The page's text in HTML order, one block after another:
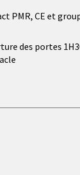
PMR, CE et
des portes